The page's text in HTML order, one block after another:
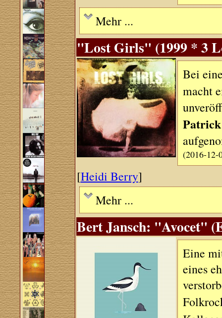
Mehr ...
"Lost Girls" (1999 * 3
Bei
macht
(2016-12-
[Heidi Berry]
Mehr ...
Bert Jansch: "Avocet"
Eine
eines